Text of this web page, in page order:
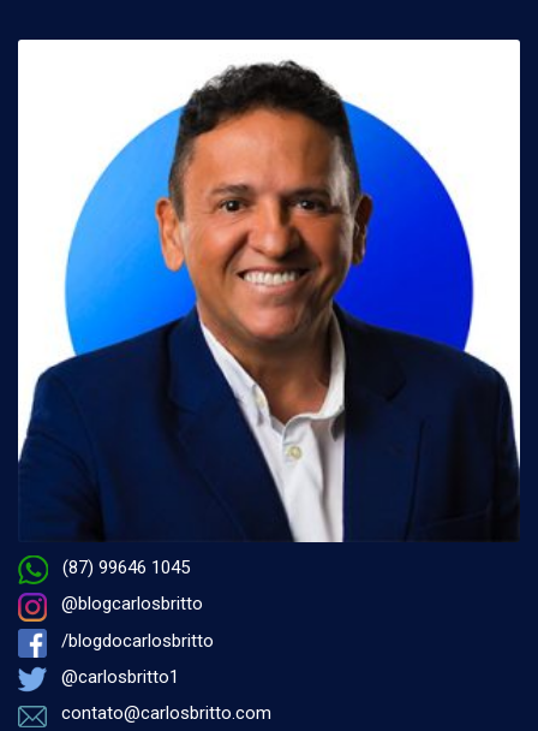
(87) 99646 1045
@blogcarlosbritto
/blogdocarlosbritto
@carlosbritto1
contato@carlosbritto.com